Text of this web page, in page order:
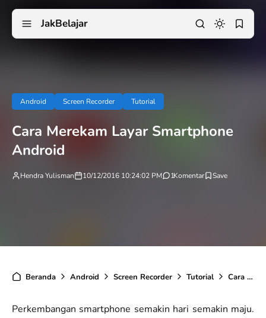
JakBelajar
Android Screen Recorder Tutorial
Cara Merekam Layar Smartphone
Android
Hendra Yulisman 10/12/2016 10:24:02 PM 1Komentar
Beranda Android Screen Recorder Tutorial Cara Merekam Layar Smartphone Android
Perkembangan smartphone semakin hari semakin maju.